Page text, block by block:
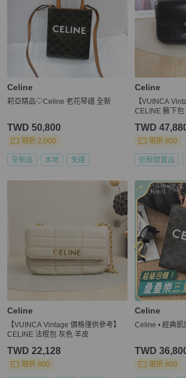
Celine
莉亞精品♡Celine 老花琴譜 全新
TWD 50,800
現折 2,000
全新品 本地 免運
Celine
【VUINCA
CELINE 腋下包
TWD
現折 800
近新閒置品
Celine
【VUINCA Vintage 價格僅供參考】
CELINE 法棍包 灰色 羊皮
TWD 22,128
現折 800
Celine
Celine • 經典
TWD
現折 800